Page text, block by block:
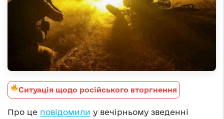
Ситуація щодо російського вторгнення
Про це повідомили у вечірньому зведенні